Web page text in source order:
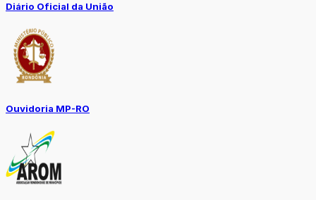
Diário Oficial da União
Ouvidoria MP-RO